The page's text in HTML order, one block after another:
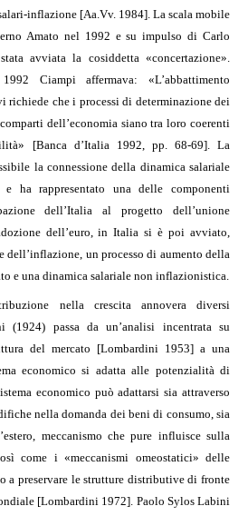
inflazione [Aa.Vv. 1984]. La scala mobile
Amato nel 1992 e su impulso di Carlo
avviata la cosiddetta «concertazione».
Ciampi affermava: «L’abbattimento
richiede che i processi di determinazione dei
dell’economia siano tra loro coerenti
[Banca d’Italia 1992, pp. 68-69]. La
la connessione della dinamica salariale
e ha rappresentato una delle componenti
dell’Italia al progetto dell’unione
dell’euro, in Italia si è poi avviato,
dell’inflazione, un processo di aumento della
e una dinamica salariale non inflazionistica.
nella crescita annovera diversi
(1924) passa da un’analisi incentrata su
del mercato [Lombardini 1953] a una
economico si adatta alle potenzialità di
economico può adattarsi sia attraverso
nella domanda dei beni di consumo, sia
meccanismo che pure influisce sulla
come i «meccanismi omeostatici» delle
a preservare le strutture distributive di fronte
[Lombardini 1972]. Paolo Sylos Labini